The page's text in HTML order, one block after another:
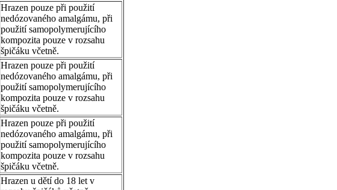
Hrazen pouze při použití
nedózovaného amalgámu, při
použití samopolymerujícího
kompozita pouze v rozsahu
špičáku včetně.
Hrazen pouze při použití
nedózovaného amalgámu, při
použití samopolymerujícího
kompozita pouze v rozsahu
špičáku včetně.
Hrazen pouze při použití
nedózovaného amalgámu, při
použití samopolymerujícího
kompozita pouze v rozsahu
špičáku včetně.
Hrazen u dětí do 18 let v